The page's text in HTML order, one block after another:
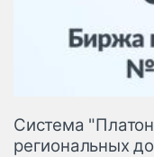
Система
региональных